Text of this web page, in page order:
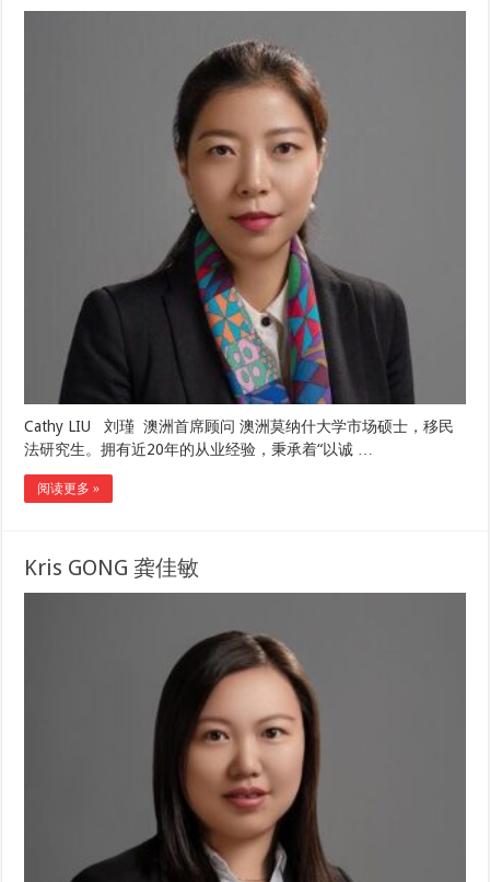
Cathy LIU 刘瑾 澳洲首席顾问 澳洲莫纳什大学市场硕士，移民
法研究生。拥有近20年的从业经验，秉承着“以诚 …
阅读更多 »
Kris GONG 龚佳敏